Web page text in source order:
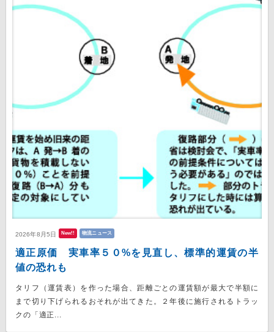
2026年8月5日 New!! 物流ニュース
適正原価 実車率５０%を見直し、標準的運賃の半
値の恐れも
タリフ（運賃表）を作った場合、距離ごとの運賃額が最大で半額に
まで切り下げられるおそれが出てきた。２年後に施行されるトラッ
クの「適正...